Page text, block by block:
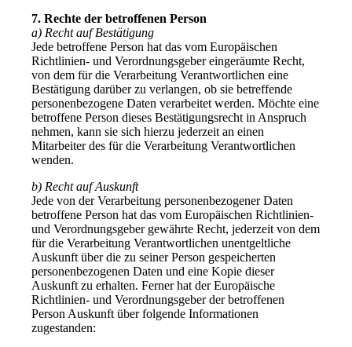
7. Rechte der betroffenen Person
a) Recht auf Bestätigung
Jede betroffene Person hat das vom Europäischen
Richtlinien- und Verordnungsgeber eingeräumte Recht,
von dem für die Verarbeitung Verantwortlichen eine
Bestätigung darüber zu verlangen, ob sie betreffende
personenbezogene Daten verarbeitet werden. Möchte eine
betroffene Person dieses Bestätigungsrecht in Anspruch
nehmen, kann sie sich hierzu jederzeit an einen
Mitarbeiter des für die Verarbeitung Verantwortlichen
wenden.
b) Recht auf Auskunft
Jede von der Verarbeitung personenbezogener Daten
betroffene Person hat das vom Europäischen Richtlinien-
und Verordnungsgeber gewährte Recht, jederzeit von dem
für die Verarbeitung Verantwortlichen unentgeltliche
Auskunft über die zu seiner Person gespeicherten
personenbezogenen Daten und eine Kopie dieser
Auskunft zu erhalten. Ferner hat der Europäische
Richtlinien- und Verordnungsgeber der betroffenen
Person Auskunft über folgende Informationen
zugestanden: